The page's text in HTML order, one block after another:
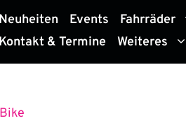
Neuheiten Events Fahrräder
Kontakt & Termine
Weiteres
Bike